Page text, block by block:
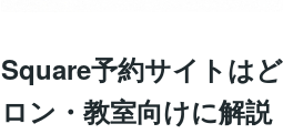
Square予約サイトは
ロン・教室向けに解説